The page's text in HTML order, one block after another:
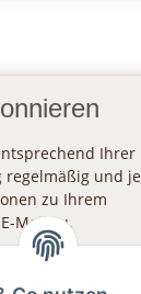
Ihrer
regelmäßig und
zu Ihrem
Mail zu.